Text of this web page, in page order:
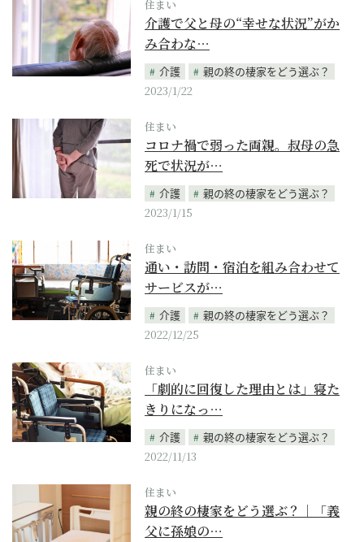
住まい
介護で父と母の“幸せな状況”がか
み合わな…
介護
親の終の棲家をどう選ぶ？
2023/1/22
住まい
コロナ禍で弱った両親。叔母の急
死で状況が…
介護
親の終の棲家をどう選ぶ？
2023/1/15
住まい
通い・訪問・宿泊を組み合わせて
サービスが…
介護
親の終の棲家をどう選ぶ？
2022/12/25
住まい
「劇的に回復した理由とは」寝た
きりになっ…
介護
親の終の棲家をどう選ぶ？
2022/11/13
住まい
親の終の棲家をどう選ぶ？｜「義
父に孫娘の…